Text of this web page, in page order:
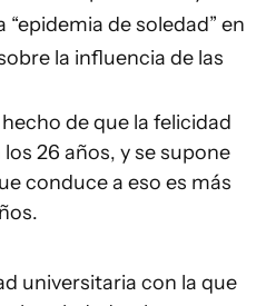
de soledad” en
la influencia de las
de que la felicidad
26 años, y se supone
conduce a eso es más
universitaria con la que